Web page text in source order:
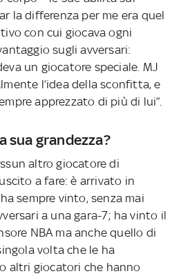
la differenza per me era quel
con cui giocava ogni
sugli avversari:
un giocatore speciale. MJ
l’idea della sconfitta, e
apprezzato di più di lui”.
sua grandezza?
altro giocatore di
a fare: è arrivato in
sempre vinto, senza mai
a una gara-7; ha vinto il
NBA ma anche quello di
volta che le ha
altri giocatori che hanno